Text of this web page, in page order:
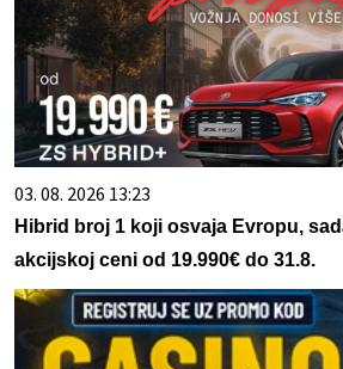
03. 08. 2026 13:23
Hibrid broj 1 koji osvaja Evropu,
akcijskoj ceni od 19.990€ do 31.8.